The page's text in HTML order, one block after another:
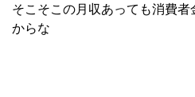
そこそこの月収あっても消費
からな